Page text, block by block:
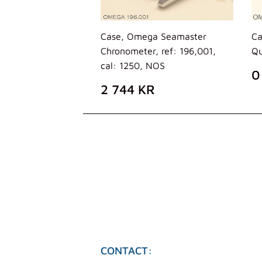
Case, Omega Seamaster
Chronometer, ref: 196,001,
cal: 1250, NOS
PREZZO
DI
LISTINO
2 744 KR
KR
0
CONTACT: